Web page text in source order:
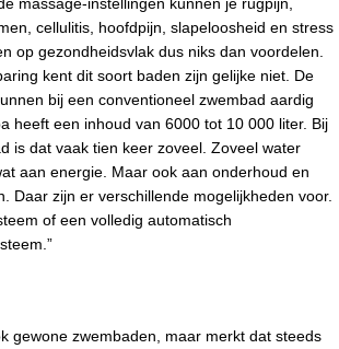
cellulitis, hoofdpijn, slapeloosheid en stress
op gezondheidsvlak dus niks dan voordelen.
kent dit soort baden zijn gelijke niet. De
bij een conventioneel zwembad aardig
heeft een inhoud van 6000 tot 10 000 liter. Bij
is dat vaak tien keer zoveel. Zoveel water
aan energie. Maar ook aan onderhoud en
Daar zijn er verschillende mogelijkheden voor.
of een volledig automatisch
gewone zwembaden, maar merkt dat steeds